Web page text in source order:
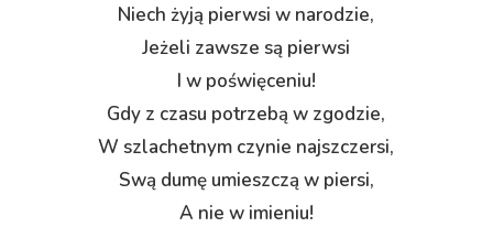
Niech żyją pierwsi w narodzie,
Jeżeli zawsze są pierwsi
I w poświęceniu!
Gdy z czasu potrzebą w zgodzie,
W szlachetnym czynie najszczersi,
Swą dumę umieszczą w piersi,
A nie w imieniu!